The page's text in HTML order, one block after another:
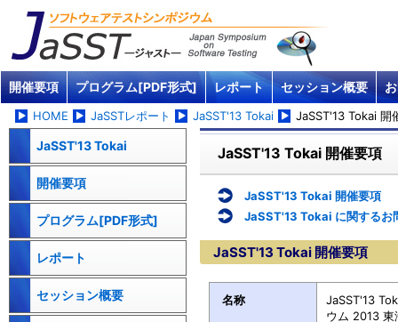
開催要項 プログラム[PDF形式] レポート セッション概要
HOME JaSSTレポート JaSST'13 Tokai JaSST'13 Tokai 開
JaSST'13 Tokai 開催要項
JaSST'13 Tokai 開催要項
JaSST'13 Tokai に関するお
JaSST'13 Tokai 開催要項
名称
JaSST'13
ウム 2013 東
JaSST'13 Tokai
開催要項
プログラム[PDF形式]
レポート
セッション概要